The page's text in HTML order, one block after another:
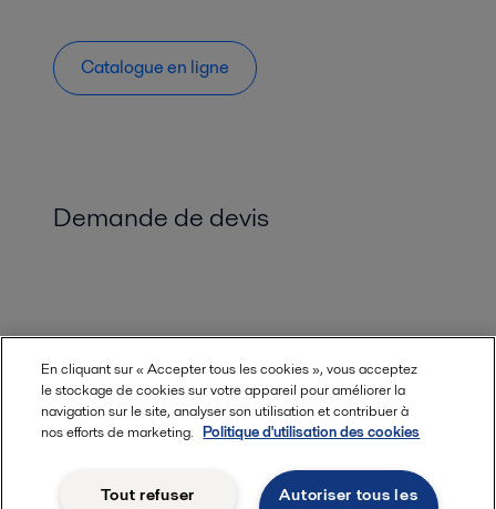
Catalogue en ligne
Demande de devis
En cliquant sur « Accepter tous les cookies », vous acceptez
le stockage de cookies sur votre appareil pour améliorer la
navigation sur le site, analyser son utilisation et contribuer à
nos efforts de marketing. Politique d'utilisation des cookies
Autoriser tous les
Tout refuser